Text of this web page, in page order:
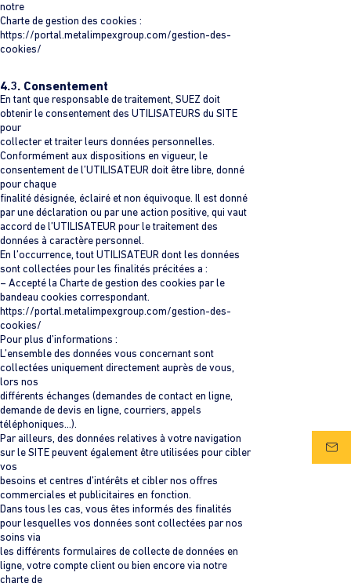
notre
Charte de gestion des cookies :
https://portal.metalimpexgroup.com/gestion-des-
cookies/
4.3. Consentement
En tant que responsable de traitement, SUEZ doit
obtenir le consentement des UTILISATEURS du SITE
pour
collecter et traiter leurs données personnelles.
Conformément aux dispositions en vigueur, le
consentement de l’UTILISATEUR doit être libre, donné
pour chaque
finalité désignée, éclairé et non équivoque. Il est donné
par une déclaration ou par une action positive, qui vaut
accord de l’UTILISATEUR pour le traitement des
données à caractère personnel.
En l’occurrence, tout UTILISATEUR dont les données
sont collectées pour les finalités précitées a :
– Accepté la Charte de gestion des cookies par le
bandeau cookies correspondant.
https://portal.metalimpexgroup.com/gestion-des-
cookies/
Pour plus d’informations :
L’ensemble des données vous concernant sont
collectées uniquement directement auprès de vous,
lors nos
différents échanges (demandes de contact en ligne,
demande de devis en ligne, courriers, appels
téléphoniques…).
Par ailleurs, des données relatives à votre navigation
sur le SITE peuvent également être utilisées pour cibler
vos
besoins et centres d’intérêts et cibler nos offres
commerciales et publicitaires en fonction.
Dans tous les cas, vous êtes informés des finalités
pour lesquelles vos données sont collectées par nos
soins via
les différents formulaires de collecte de données en
ligne, votre compte client ou bien encore via notre
charte de